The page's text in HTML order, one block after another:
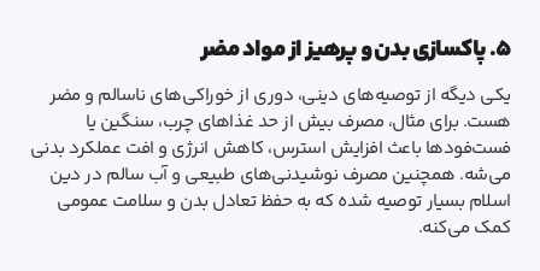
۵. پاکسازی بدن و پرهیز از مواد مضر
یکی دیگه از توصیه‌های دینی، دوری از خوراکی‌های ناسالم و مضر
هست. برای مثال، مصرف بیش از حد غذاهای چرب، سنگین یا
فست‌فودها باعث افزایش استرس، کاهش انرژی و افت عملکرد بدنی
می‌شه. همچنین مصرف نوشیدنی‌های طبیعی و آب سالم در دین
اسلام بسیار توصیه شده که به حفظ تعادل بدن و سلامت عمومی
کمک می‌کنه.